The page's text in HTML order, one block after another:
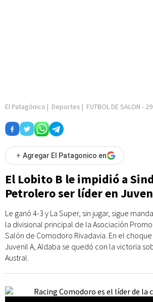
El Patagónico | Deportes | FUTBOL DE SALON -
+ Agregar El Patagonico en
El Lobito B le impidió a
Petrolero ser líder en
Le ganó 4-3 y La Super, sin jugar, sigue
la divisional principal de la Asociación
Salón de Comodoro Rivadavia. En el
Juvenil A, Aldaba se quedó con la victoria
Austral.